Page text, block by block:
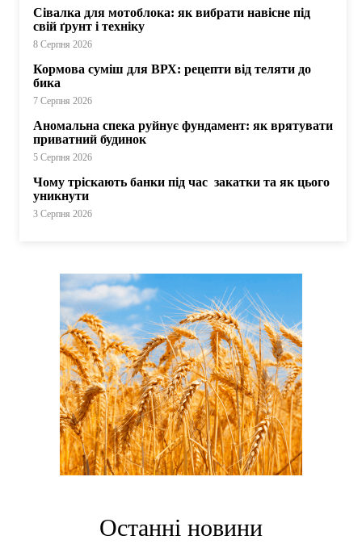
Сівалка для мотоблока: як вибрати навісне під
свій ґрунт і техніку
8 Серпня 2026
Кормова суміш для ВРХ: рецепти від теляти до
бика
7 Серпня 2026
Аномальна спека руйнує фундамент: як врятувати
приватний будинок
5 Серпня 2026
Чому тріскають банки під час закатки та як цього
уникнути
3 Серпня 2026
Останні новини